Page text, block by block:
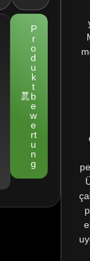
P
r
o
d
u
k
t
b
e
w
e
rt
u
n
g